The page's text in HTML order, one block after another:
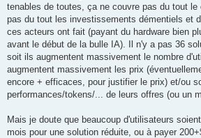
tenables de toutes, ça ne couvre pas du tout
pas du tout les investissements démentiels et
ces acteurs ont fait (payant du hardware bien
avant le début de la bulle IA). Il n'y a pas 36
soit ils augmentent massivement le nombre
augmentent massivement les prix
encore + efficaces, pour justifier le prix) et/ou
performances/tokens/... de leurs offres (ou un
Mais je doute que beaucoup d'utilisateurs
mois pour une solution réduite, ou à payer